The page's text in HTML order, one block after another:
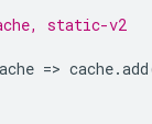
static-v2
=> cache.add